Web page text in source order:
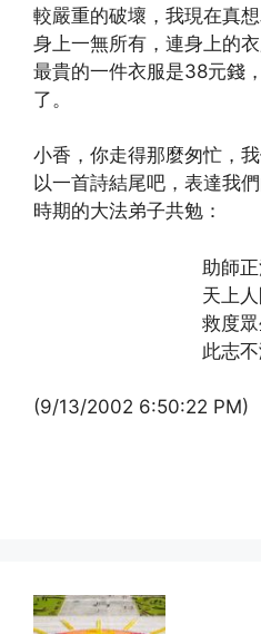
較嚴重的破壞，我現在真
身上一無所有，連身上的
最貴的一件衣服是38元錢
了。
小香，你走得那麼匆忙，
以一首詩結尾吧，表達我
時期的大法弟子共勉：
助師正
天上人
救度眾
此志不
(9/13/2002 6:50:22 PM)